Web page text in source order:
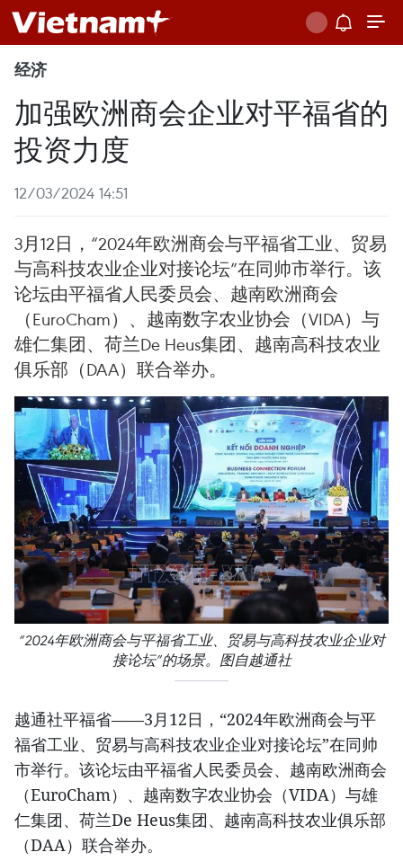
经济
加强欧洲商会企业对平福省的
投资力度
12/03/2024 14:51
3月12日，“2024年欧洲商会与平福省工业、贸易
与高科技农业企业对接论坛”在同帅市举行。该
论坛由平福省人民委员会、越南欧洲商会
（EuroCham）、越南数字农业协会（VIDA）与
雄仁集团、荷兰De Heus集团、越南高科技农业
俱乐部（DAA）联合举办。
“2024年欧洲商会与平福省工业、贸易与高科技农业企业对
接论坛”的场景。图自越通社
越通社平福省——3月12日，“2024年欧洲商会与平
福省工业、贸易与高科技农业企业对接论坛”在同帅
市举行。该论坛由平福省人民委员会、越南欧洲商会
（EuroCham）、越南数字农业协会（VIDA）与雄
仁集团、荷兰De Heus集团、越南高科技农业俱乐部
（DAA）联合举办。